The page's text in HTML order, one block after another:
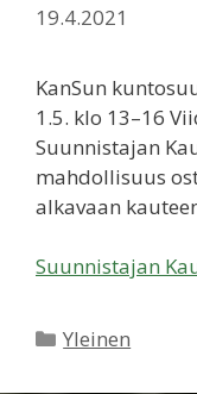
19.4.2021
KanSun
1.5. klo 13–16
Suunnistajan
mahdollisuus
alkavaan
Suunnistajan
Kategoriat
Yleinen